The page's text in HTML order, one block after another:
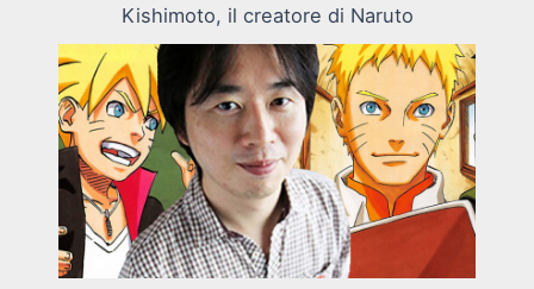
Kishimoto, il creatore di Naruto